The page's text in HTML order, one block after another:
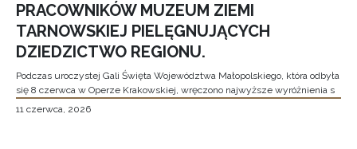
PRACOWNIKÓW MUZEUM ZIEMI
TARNOWSKIEJ PIELĘGNUJĄCYCH
DZIEDZICTWO REGIONU.
Podczas uroczystej Gali Święta Województwa Małopolskiego, która odbyła
się 8 czerwca w Operze Krakowskiej, wręczono najwyższe wyróżnienia s
11 czerwca, 2026